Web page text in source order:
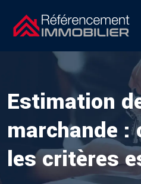
Estimation
marchande :
les critères